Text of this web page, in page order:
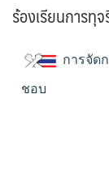
ร้องเรียนการทุ
การจัด
ชอบ